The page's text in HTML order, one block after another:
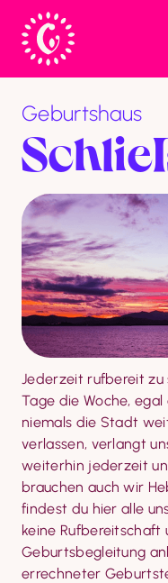
Geburtshaus
Jederzeit rufbereit zu
Tage die Woche,
niemals die Stadt
verlassen, verlangt
weiterhin jederzeit
brauchen auch wir
findest du hier alle
keine Rufbereitschaft
Geburtsbegleitung
errechneter